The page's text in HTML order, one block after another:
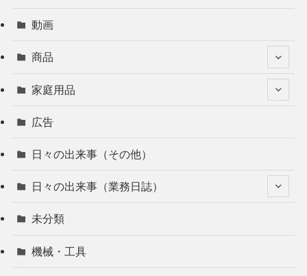
動画
商品
家庭用品
広告
日々の出来事（その他）
日々の出来事（業務日誌）
未分類
機械・工具